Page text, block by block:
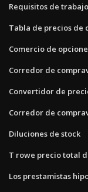
Requisitos de
Tabla de precios de
Comercio de
Corredor de
Convertidor de
Corredor de
Diluciones de stock
T rowe precio total
Los prestamistas